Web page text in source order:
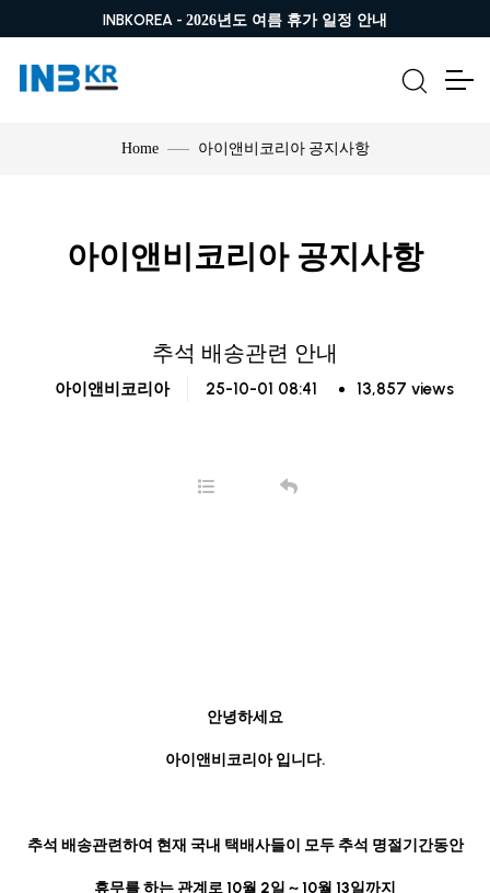
INBKOREA - 2026년도 여름 휴가 일정 안내
Home 아이앤비코리아 공지사항
아이앤비코리아 공지사항
추석 배송관련 안내
아이앤비코리아 25-10-01 08:41 13,857 views
안녕하세요
아이앤비코리아 입니다.
추석 배송관련하여 현재 국내 택배사들이 모두 추석 명절기간동안
휴무를 하는 관계로 10월 2일 ~ 10월 13일까지